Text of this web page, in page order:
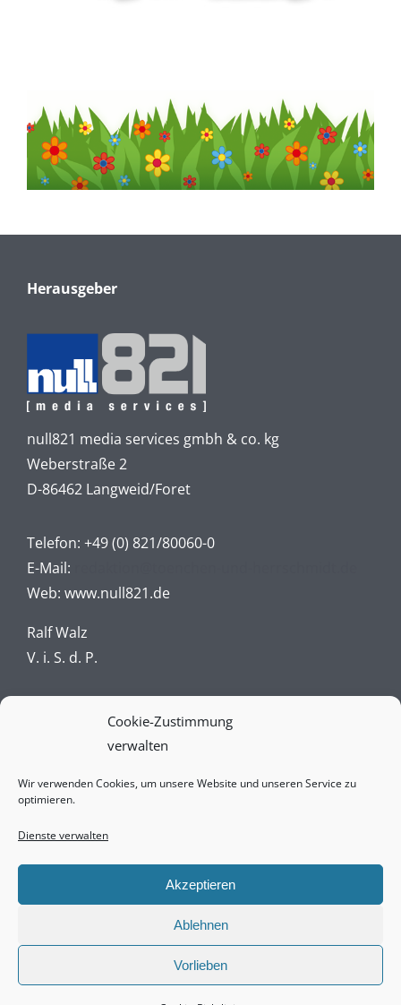
Cookie-Zustimmung
verwalten
Wir verwenden Cookies, um unsere Website und unseren Service zu
optimieren.
Dienste verwalten
Akzeptieren
Ablehnen
Vorlieben
Herausgeber
null821 media services gmbh & co. kg
Weberstraße 2
D-86462 Langweid/Foret
Telefon: +49 (0) 821/80060-0
E-Mail:
Web: www.null821.de
Ralf Walz
V. i. S. d. P.
Datenschutz
AGBs
Vertrag widerrufen online
Widerrufsbelehrung
Copyright © 2021-2025 null821 media services
gmbh & co. kg